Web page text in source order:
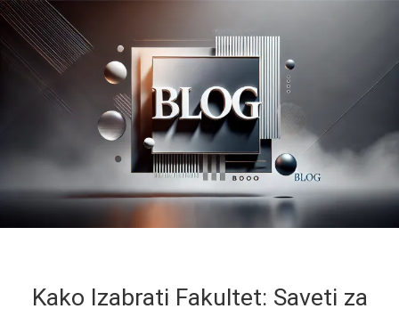
Kako Izabrati Fakultet: Saveti za